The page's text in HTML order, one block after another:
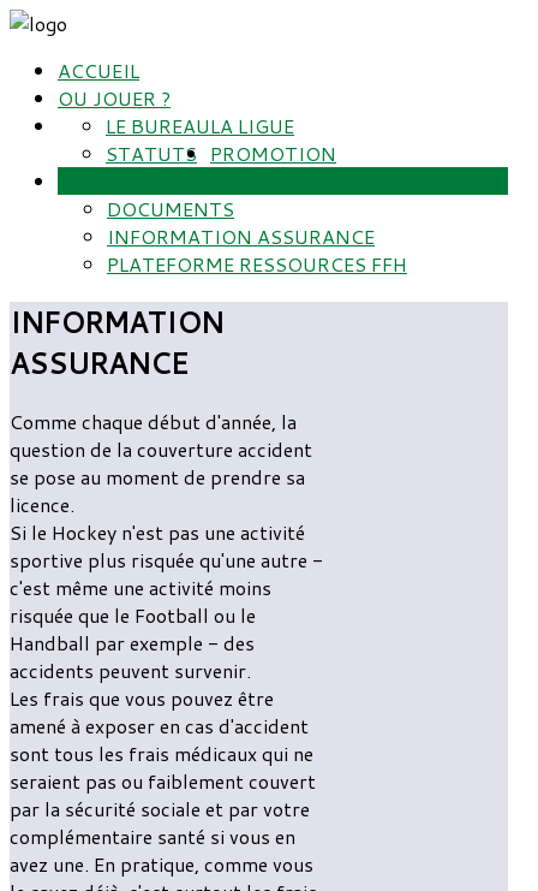
ACCUEIL
OU JOUER ?
LA LIGUE
LE BUREAU
STATUTS PROMOTION
DOCUMENTS
INFORMATION ASSURANCE
PLATEFORME RESSOURCES FFH
INFORMATION
ASSURANCE
Comme chaque début d'année, la
question de la couverture accident
se pose au moment de prendre sa
licence.
Si le Hockey n'est pas une activité
sportive plus risquée qu'une autre -
c'est même une activité moins
risquée que le Football ou le
Handball par exemple - des
accidents peuvent survenir.
Les frais que vous pouvez être
amené à exposer en cas d'accident
sont tous les frais médicaux qui ne
seraient pas ou faiblement couvert
par la sécurité sociale et par votre
complémentaire santé si vous en
avez une. En pratique, comme vous